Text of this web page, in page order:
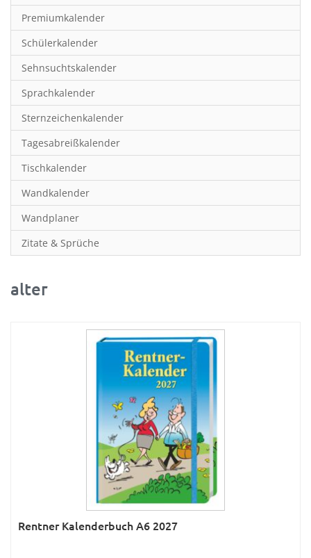
Inspiration & Entspannung
Inspiration & Spiritualität
Kinderkalender
Kunst
Länder & Städte
Landschaft & Natur
Lifestyle
Literatur
Manga & Animé
Neutrale Kalender
Partner- & Wandplaner
Planung & Organisation
Sternzeichen & Mond
Verkehr & Technik
Was ist was; Städte
Premiumkalender
Schülerkalender
Sehnsuchtskalender
Sprachkalender
Sternzeichenkalender
Tagesabreißkalender
Tischkalender
Wandkalender
Wandplaner
Zitate & Sprüche
alter
Rentner Kalenderbuch A6 2027